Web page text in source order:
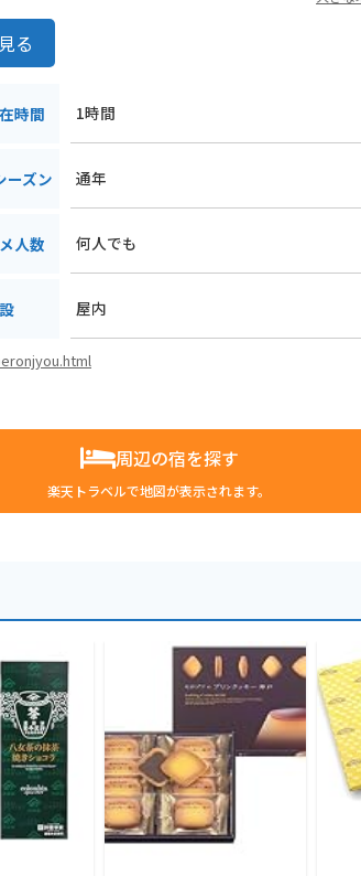
る
時間 1時間
ーズン 通年
人数 何人でも
屋内
周辺の宿を探す
楽天トラベルで地図が表示されます。